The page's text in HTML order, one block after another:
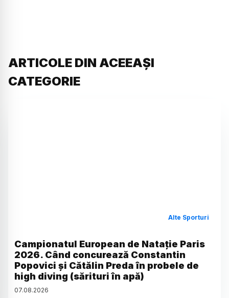
ARTICOLE DIN ACEEAȘI
CATEGORIE
Alte Sporturi
Campionatul European de Natație Paris
2026. Când concurează Constantin
Popovici și Cătălin Preda în probele de
high diving (sărituri în apă)
07.08.2026